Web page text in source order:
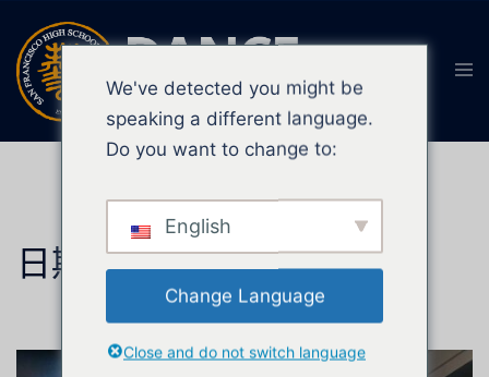
日期: 2023年5月10日
We've detected you might be
speaking a different language.
Do you want to change to:
English
Change Language
Close and do not switch language